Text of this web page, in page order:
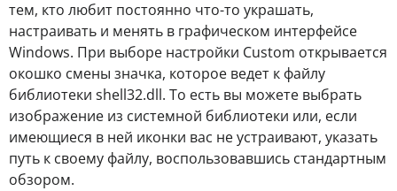
тем, кто любит постоянно что-то украшать,
настраивать и менять в графическом интерфейсе
Windows. При выборе настройки Custom открывается
окошко смены значка, которое ведет к файлу
библиотеки shell32.dll. То есть вы можете выбрать
изображение из системной библиотеки или, если
имеющиеся в ней иконки вас не устраивают, указать
путь к своему файлу, воспользовавшись стандартным
обзором.